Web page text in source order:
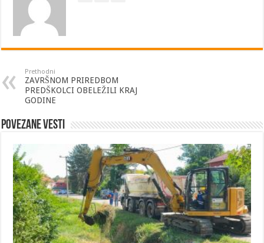
Prethodni
ZAVRŠNOM PRIREDBOM
PREDŠKOLCI OBELEŽILI KRAJ
GODINE
Povezane vesti